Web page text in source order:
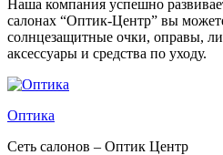
Наша компания успешно
салонах “Оптик-Центр” вы
солнцезащитные очки, оправы,
аксессуары и средства по уходу.
Оптика
Сеть салонов – Оптик Центр